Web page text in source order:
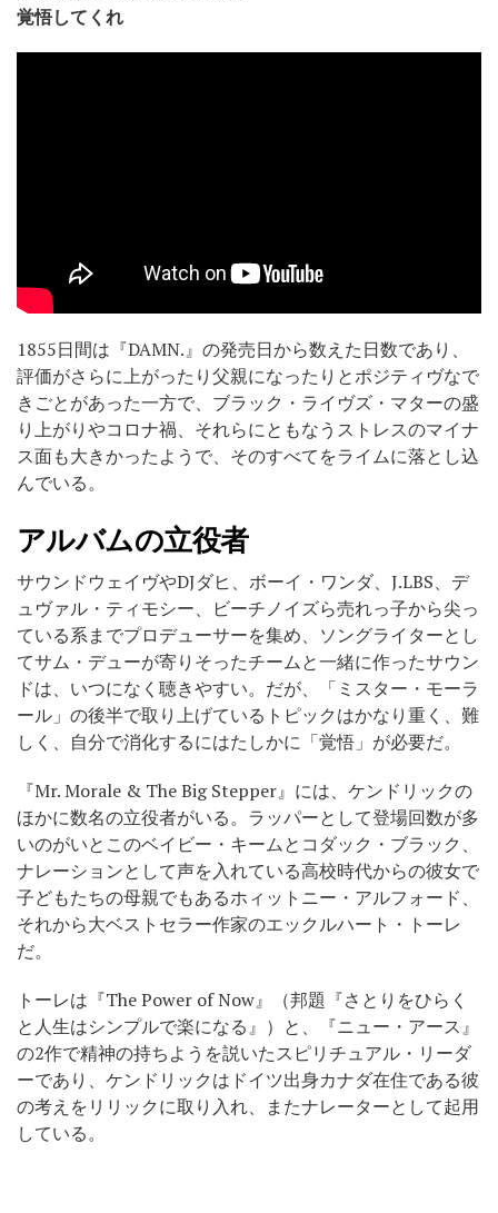
覚悟してくれ
1855日間は『DAMN.』の発売日から数えた日数であり、
評価がさらに上がったり父親になったりとポジティヴなで
きごとがあった一方で、ブラック・ライヴズ・マターの盛
り上がりやコロナ禍、それらにともなうストレスのマイナ
ス面も大きかったようで、そのすべてをライムに落とし込
んでいる。
アルバムの立役者
サウンドウェイヴやDJダヒ、ボーイ・ワンダ、J.LBS、デ
ュヴァル・ティモシー、ビーチノイズら売れっ子から尖っ
ている系までプロデューサーを集め、ソングライターとし
てサム・デューが寄りそったチームと一緒に作ったサウン
ドは、いつになく聴きやすい。だが、「ミスター・モーラ
ール」の後半で取り上げているトピックはかなり重く、難
しく、自分で消化するにはたしかに「覚悟」が必要だ。
『Mr. Morale & The Big Stepper』には、ケンドリックの
ほかに数名の立役者がいる。ラッパーとして登場回数が多
いのがいとこのベイビー・キームとコダック・ブラック、
ナレーションとして声を入れている高校時代からの彼女で
子どもたちの母親でもあるホィットニー・アルフォード、
それから大ベストセラー作家のエックルハート・トーレ
だ。
トーレは『The Power of Now』（邦題『さとりをひらく
と人生はシンプルで楽になる』）と、『ニュー・アース』
の2作で精神の持ちようを説いたスピリチュアル・リーダ
ーであり、ケンドリックはドイツ出身カナダ在住である彼
の考えをリリックに取り入れ、またナレーターとして起用
している。